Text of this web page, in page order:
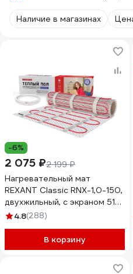
Наличие в магазинах
-6%
2 075 ₽2 199 ₽
Нагревательный мат
REXANT Classic RNX-1,0-150,
двухжильный, с экраном 51-
0502-2
4.8(288)
В корзину